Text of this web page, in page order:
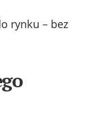
rynku – bez